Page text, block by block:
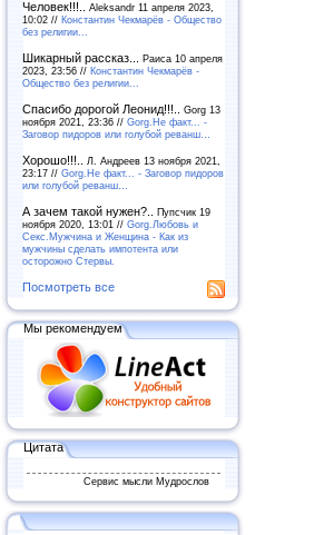
Человек!!!.. Aleksandr 11 апреля 2023,
10:02 // Константин Чекмарёв - Общество
без религии...
Шикарный рассказ... Раиса 10 апреля
2023, 23:56 // Константин Чекмарёв -
Общество без религии...
Спасибо дорогой Леонид!!!.. Gorg 13
ноября 2021, 23:36 // Gorg.Не факт... -
Заговор пидоров или голубой реванш…
Хорошо!!!..
Л. Андреев 13 ноября 2021,
23:17 // Gorg.Не факт... - Заговор пидоров
или голубой реванш…
А зачем такой нужен?.. Пупсчик 19
ноября 2020, 13:01 // Gorg.Любовь и
Секс.Мужчина и Женщина - Как из
мужчины сделать импотента или
осторожно Стервы.
Посмотреть все
Мы рекомендуем
Цитата
Сервис мысли Мудрослов